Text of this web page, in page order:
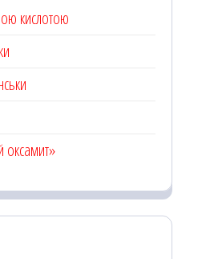
кислотою
оксамит»